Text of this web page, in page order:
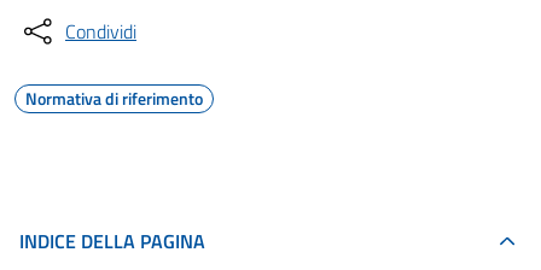
Condividi
Normativa di riferimento
INDICE DELLA PAGINA